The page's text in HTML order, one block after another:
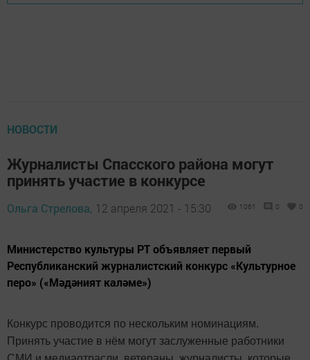
НОВОСТИ
Журналисты Спасского района могут
принять участие в конкурсе
Ольга Стрелова, 12 апреля 2021 - 15:30 1061 0 0
Министерство культуры РТ объявляет первый
Республиканский журналистский конкурс «Культурное
перо» («Мәдәният каләме»)
Конкурс проводится по нескольким номинациям.
Принять участие в нём могут заслуженные работники